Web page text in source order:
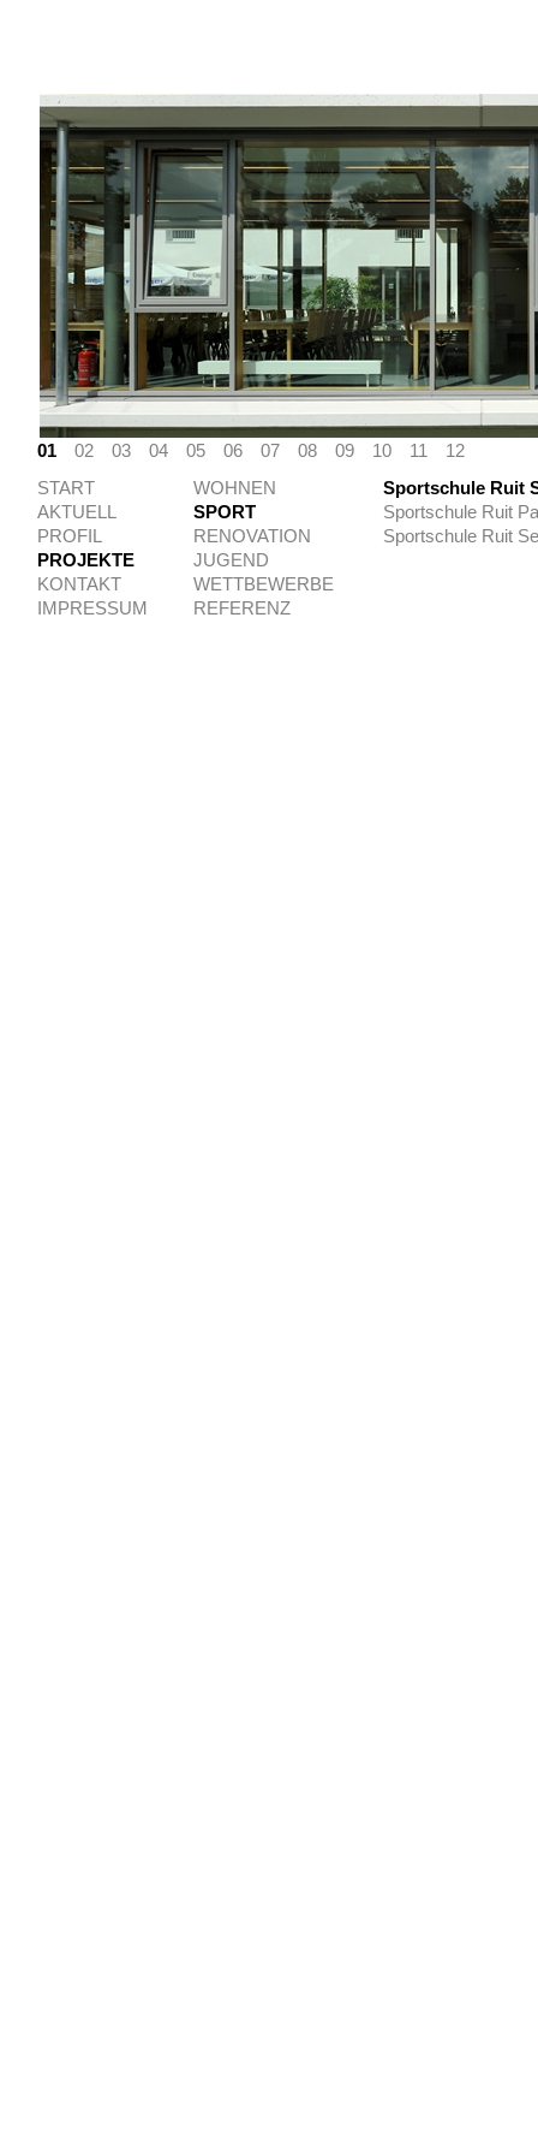
01 02 03 04 05 06 07 08 09 10 11
12
START
AKTUELL
PROFIL
PROJEKTE
KONTAKT
IMPRESSUM
Sportschule Ruit
Sportschule Ruit
Sportschule Ruit
WOHNEN
SPORT
RENOVATION
JUGEND
WETTBEWERBE
REFERENZ